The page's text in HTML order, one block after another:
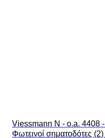
Viessmann N - o.a. 4408 -
Φωτεινοί σηματοδότες (2)